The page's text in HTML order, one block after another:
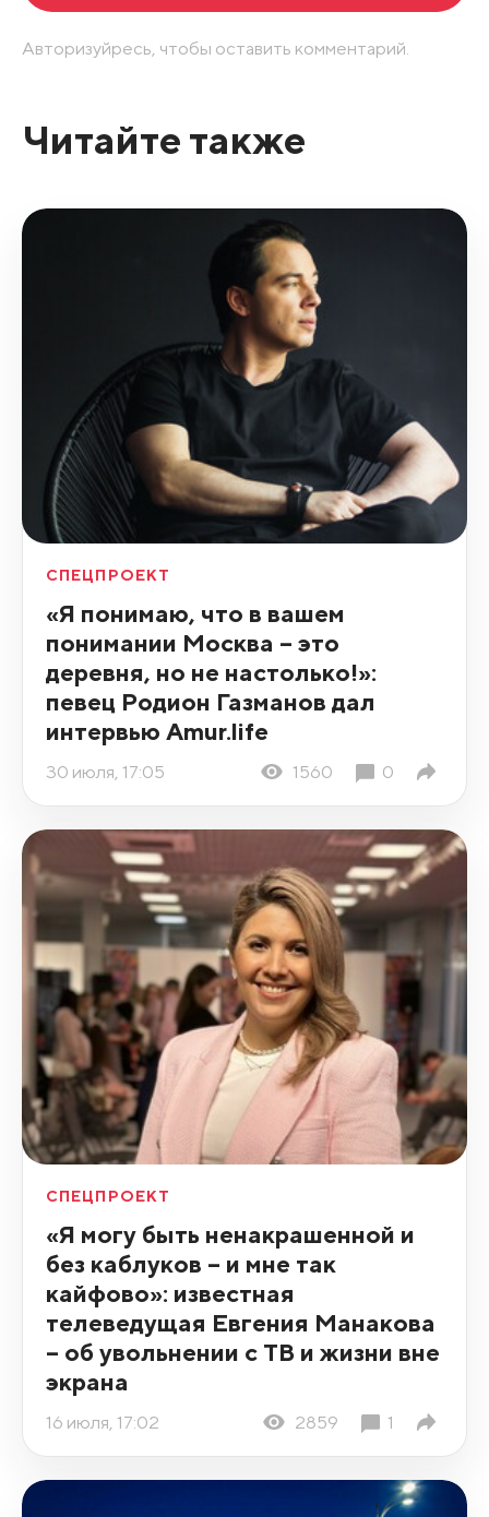
Авторизуйресь, чтобы оставить комментарий.
Читайте также
СПЕЦПРОЕКТ
«Я понимаю, что в вашем
понимании Москва – это
деревня, но не настолько!»:
певец Родион Газманов дал
интервью Amur.life
30 июля, 17:05 1560 0
СПЕЦПРОЕКТ
«Я могу быть ненакрашенной и
без каблуков – и мне так
кайфово»: известная
телеведущая Евгения Манакова
– об увольнении с ТВ и жизни вне
экрана
16 июля, 17:02 2859 1